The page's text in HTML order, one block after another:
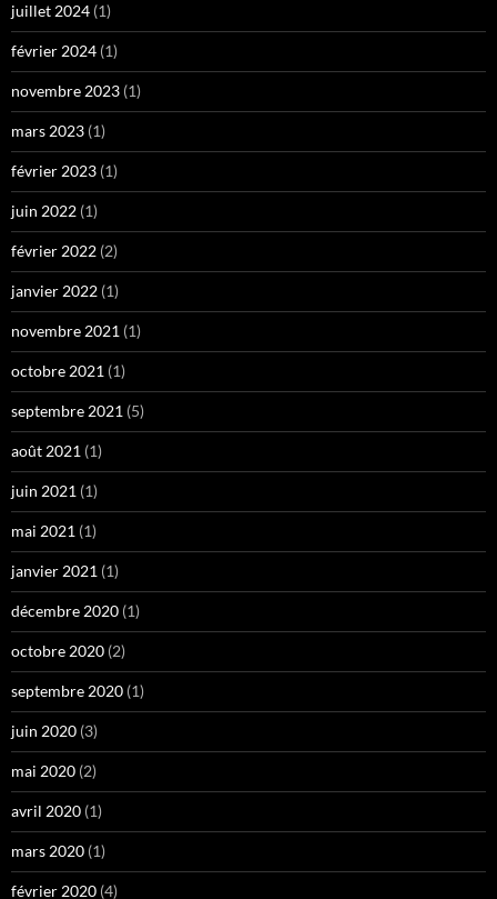
juillet 2024 (1)
février 2024 (1)
novembre 2023 (1)
mars 2023 (1)
février 2023 (1)
juin 2022 (1)
février 2022 (2)
janvier 2022 (1)
novembre 2021 (1)
octobre 2021 (1)
septembre 2021 (5)
août 2021 (1)
juin 2021 (1)
mai 2021 (1)
janvier 2021 (1)
décembre 2020 (1)
octobre 2020 (2)
septembre 2020 (1)
juin 2020 (3)
mai 2020 (2)
avril 2020 (1)
mars 2020 (1)
février 2020 (4)